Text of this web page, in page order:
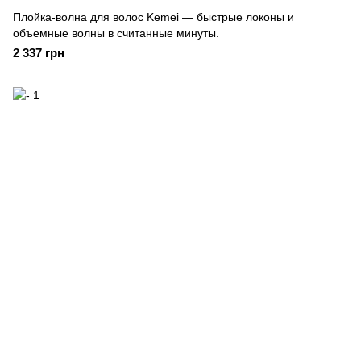
Плойка-волна для волос Kemei — быстрые локоны и
объемные волны в считанные минуты.
2 337 грн